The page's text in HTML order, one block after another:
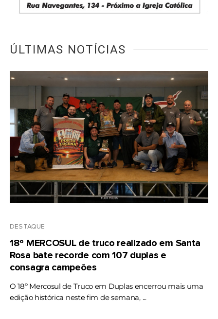
ÚLTIMAS NOTÍCIAS
DESTAQUE
18º MERCOSUL de truco realizado em Santa
Rosa bate recorde com 107 duplas e
consagra campeões
O 18º Mercosul de Truco em Duplas encerrou mais uma
edição histórica neste fim de semana, ...